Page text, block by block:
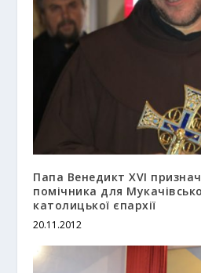
Папа Венедикт XVI
помічника для
католицької єпархії
20.11.2012